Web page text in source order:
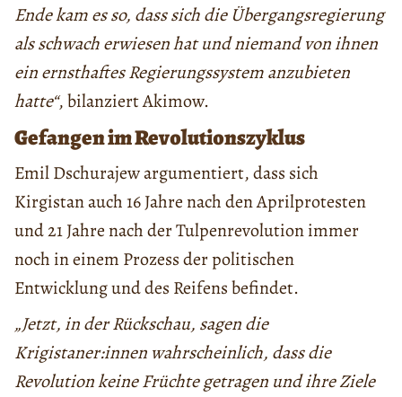
Ende kam es so, dass sich die Übergangsregierung
als schwach erwiesen hat und niemand von ihnen
ein ernsthaftes Regierungssystem anzubieten
hatte“, bilanziert Akimow.
Gefangen im Revolutionszyklus
Emil Dschurajew argumentiert, dass sich
Kirgistan auch 16 Jahre nach den Aprilprotesten
und 21 Jahre nach der Tulpenrevolution immer
noch in einem Prozess der politischen
Entwicklung und des Reifens befindet.
„Jetzt, in der Rückschau, sagen die
Krigistaner:innen wahrscheinlich, dass die
Revolution keine Früchte getragen und ihre Ziele